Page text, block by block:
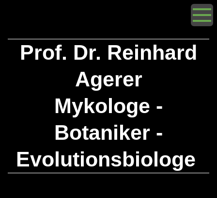
Prof. Dr. Reinhard
Agerer
Mykologe -
Botaniker -
Evolutionsbiologe